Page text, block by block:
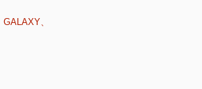
、